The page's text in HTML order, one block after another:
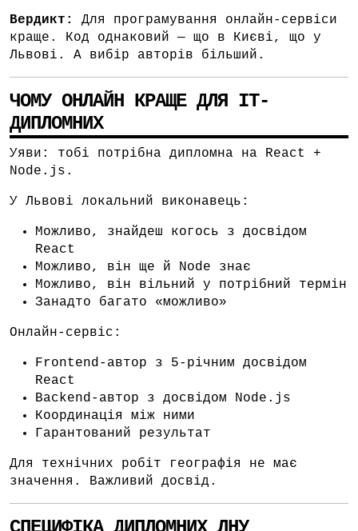
Вердикт:
Для програмування онлайн-сервіси
краще. Код однаковий — що в Києві, що у
Львові. А вибір авторів більший.
ЧОМУ ОНЛАЙН КРАЩЕ ДЛЯ IT-
ДИПЛОМНИХ
Уяви: тобі потрібна дипломна на React +
Node.js.
У Львові локальний виконавець:
Можливо, знайдеш когось з досвідом
React
Можливо, він ще й Node знає
Можливо, він вільний у потрібний термін
Занадто багато «можливо»
Онлайн-сервіс:
Frontend-автор з 5-річним досвідом
React
Backend-автор з досвідом Node.js
Координація між ними
Гарантований результат
Для технічних робіт географія не має
значення. Важливий досвід.